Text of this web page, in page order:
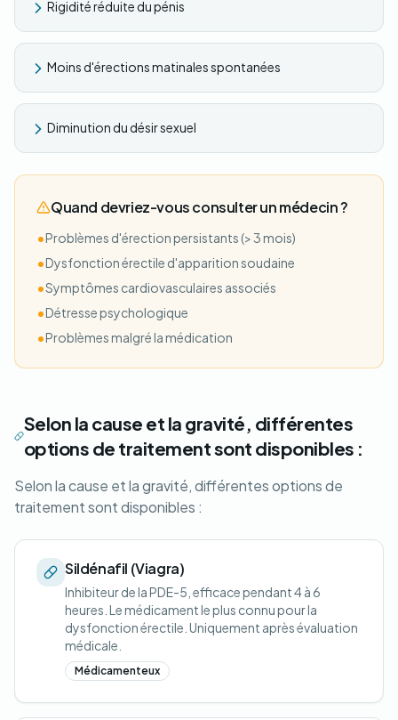
Rigidité réduite du pénis
Moins d'érections matinales spontanées
Diminution du désir sexuel
Quand devriez-vous consulter un médecin ?
•Problèmes d'érection persistants (> 3 mois)
•Dysfonction érectile d'apparition soudaine
•Symptômes cardiovasculaires associés
•Détresse psychologique
•Problèmes malgré la médication
Selon la cause et la gravité, différentes
options de traitement sont disponibles :
Selon la cause et la gravité, différentes options de
traitement sont disponibles :
Sildénafil (Viagra)
Inhibiteur de la PDE-5, efficace pendant 4 à 6
heures. Le médicament le plus connu pour la
dysfonction érectile. Uniquement après évaluation
médicale.
Médicamenteux